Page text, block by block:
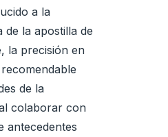
a la
la apostilla de
la precisión en
de la
colaborar con
antecedentes